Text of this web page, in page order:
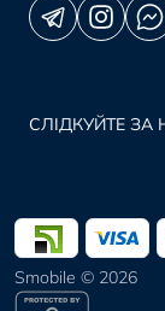
СЛІДКУЙТЕ ЗА
Smobile © 2026